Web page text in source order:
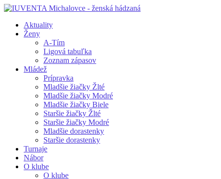
Aktuality
Ženy
A-Tím
Ligová tabuľka
Zoznam zápasov
Mládež
Prípravka
Mladšie žiačky Žlté
Mladšie žiačky Modré
Mladšie žiačky Biele
Staršie žiačky Žlté
Staršie žiačky Modré
Mladšie dorastenky
Staršie dorastenky
Turnaje
Nábor
O klube
O klube